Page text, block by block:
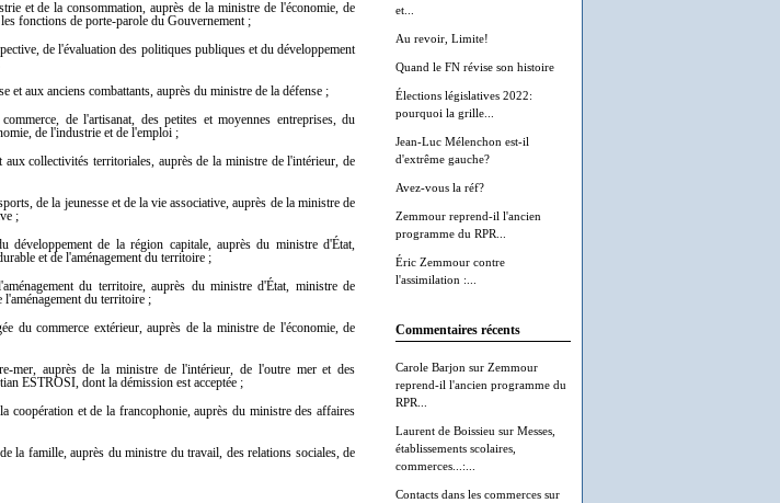
et...
Au revoir, Limite!
Quand le FN révise son histoire
Élections législatives 2022:
pourquoi la grille...
Jean-Luc Mélenchon est-il
d'extrême gauche?
Avez-vous la réf?
Zemmour reprend-il l'ancien
programme du RPR...
Éric Zemmour contre
l'assimilation :...
Commentaires récents
Carole Barjon sur Zemmour
reprend-il l'ancien programme du
RPR...
Laurent de Boissieu sur Messes,
établissements scolaires,
commerces...:...
Contacts dans les commerces sur
et de la consommation, auprès de la ministre de l'économie, de
fonctions de porte-parole du Gouvernement ;
de l'évaluation des politiques publiques et du développement
et aux anciens combattants, auprès du ministre de la défense ;
de l'artisanat, des petites et moyennes entreprises, du
de l'industrie et de l'emploi ;
collectivités territoriales, auprès de la ministre de l'intérieur, de
de la jeunesse et de la vie associative, auprès de la ministre de
;
développement de la région capitale, auprès du ministre d'État,
et de l'aménagement du territoire ;
du territoire, auprès du ministre d'État, ministre de
l'aménagement du territoire ;
du commerce extérieur, auprès de la ministre de l'économie, de
mer, auprès de la ministre de l'intérieur, de l'outre mer et des
ESTROSI, dont la démission est acceptée ;
la coopération et de la francophonie, auprès du ministre des affaires
la famille, auprès du ministre du travail, des relations sociales, de